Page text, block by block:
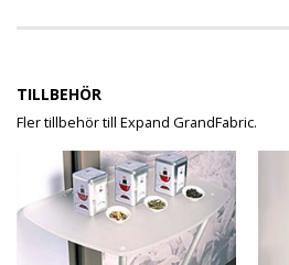
TILLBEHÖR
Fler tillbehör till Expand GrandFabric.